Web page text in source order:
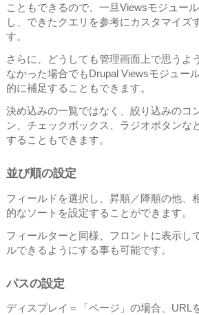
こともできるので、一旦Viewsモジュー
し、できたクエリを参考にカスタマイズ
す。
さらに、どうしても管理画面上で思うよ
なかった場合でもDrupal Viewsモジュー
的に補足することもできます。
決め込みの一覧ではなく、絞り込みのコ
ン、チェックボックス、ラジオボタンな
することもできます。
並び順の設定
フィールドを選択し、昇順／降順の他、
的なソートを設定することができます。
フィールターと同様、フロントに表示し
ルできるようにする事も可能です。
パスの設定
ディスプレイ＝「ページ」の場合、URL